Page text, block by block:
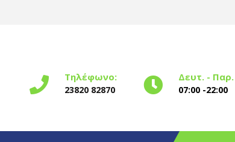
Τηλέφωνο:
23820 82870
Δευτ. - Παρ.
07:00 -22:00